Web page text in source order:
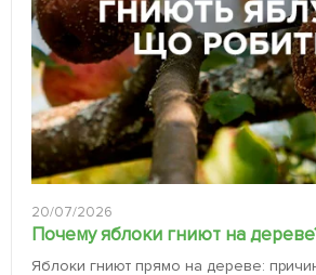
20/07/2026
Почему яблоки гниют на
Яблоки гниют прямо на дереве: